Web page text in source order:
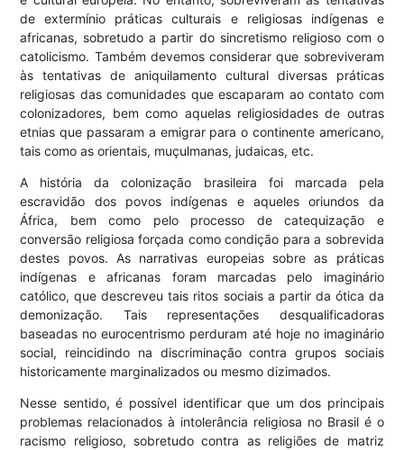
de extermínio práticas culturais e religiosas indígenas e
africanas, sobretudo a partir do sincretismo religioso com o
catolicismo. Também devemos considerar que sobreviveram
às tentativas de aniquilamento cultural diversas práticas
religiosas das comunidades que escaparam ao contato com
colonizadores, bem como aquelas religiosidades de outras
etnias que passaram a emigrar para o continente americano,
tais como as orientais, muçulmanas, judaicas, etc.
A história da colonização brasileira foi marcada pela
escravidão dos povos indígenas e aqueles oriundos da
África, bem como pelo processo de catequização e
conversão religiosa forçada como condição para a sobrevida
destes povos. As narrativas europeias sobre as práticas
indígenas e africanas foram marcadas pelo imaginário
católico, que descreveu tais ritos sociais a partir da ótica da
demonização. Tais representações desqualificadoras
baseadas no eurocentrismo perduram até hoje no imaginário
social, reincidindo na discriminação contra grupos sociais
historicamente marginalizados ou mesmo dizimados.
Nesse sentido, é possível identificar que um dos principais
problemas relacionados à intolerância religiosa no Brasil é o
racismo religioso, sobretudo contra as religiões de matriz